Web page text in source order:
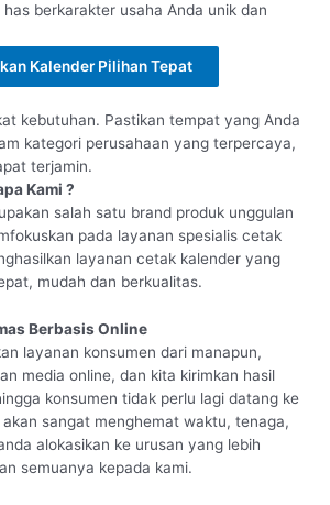
berkarakter usaha Anda unik dan
Kalender Pilihan Tepat
kebutuhan. Pastikan tempat yang Anda
kategori perusahaan yang terpercaya,
terjamin.
Kami ?
salah satu brand produk unggulan
pada layanan spesialis cetak
layanan cetak kalender yang
mudah dan berkualitas.
Berbasis Online
layanan konsumen dari manapun,
media online, dan kita kirimkan hasil
konsumen tidak perlu lagi datang ke
sangat menghemat waktu, tenaga,
alokasikan ke urusan yang lebih
semuanya kepada kami.